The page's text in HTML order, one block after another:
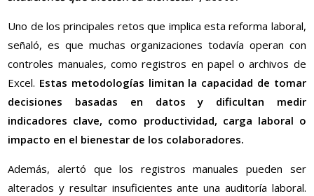
Uno de los principales retos que implica esta reforma laboral,
señaló, es que muchas organizaciones todavía operan con
controles manuales, como registros en papel o archivos de
Excel. Estas metodologías limitan la capacidad de tomar
decisiones basadas en datos y dificultan medir
indicadores clave, como productividad, carga laboral o
impacto en el bienestar de los colaboradores.
Además, alertó que los registros manuales pueden ser
alterados y resultar insuficientes ante una auditoría laboral.